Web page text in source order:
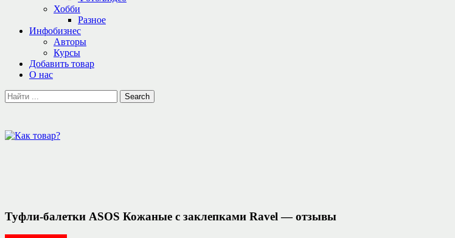
Хобби
Разное
Инфобизнес
Авторы
Курсы
Добавить товар
О нас
Туфли-балетки ASOS Кожаные с заклепками Ravel — отзывы